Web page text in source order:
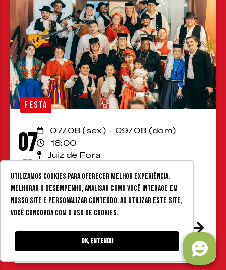
Utilizamos cookies para oferecer melhor experiência,
melhorar o desempenho, analisar como você interage em
nosso site e personalizar conteúdo. Ao utilizar este site,
você concorda com o uso de cookies.
Ok, entendi!
FESTA
07
08
07/08 (sex) - 09/08 (dom)
18:00
Juiz de Fora
V Festa Portuguesa em Juiz de
Fora @ Associação
Portuguesa